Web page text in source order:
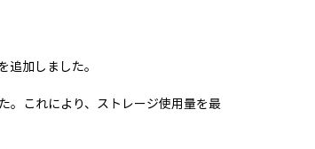
加しました。
。これにより、ストレージ使用量を最